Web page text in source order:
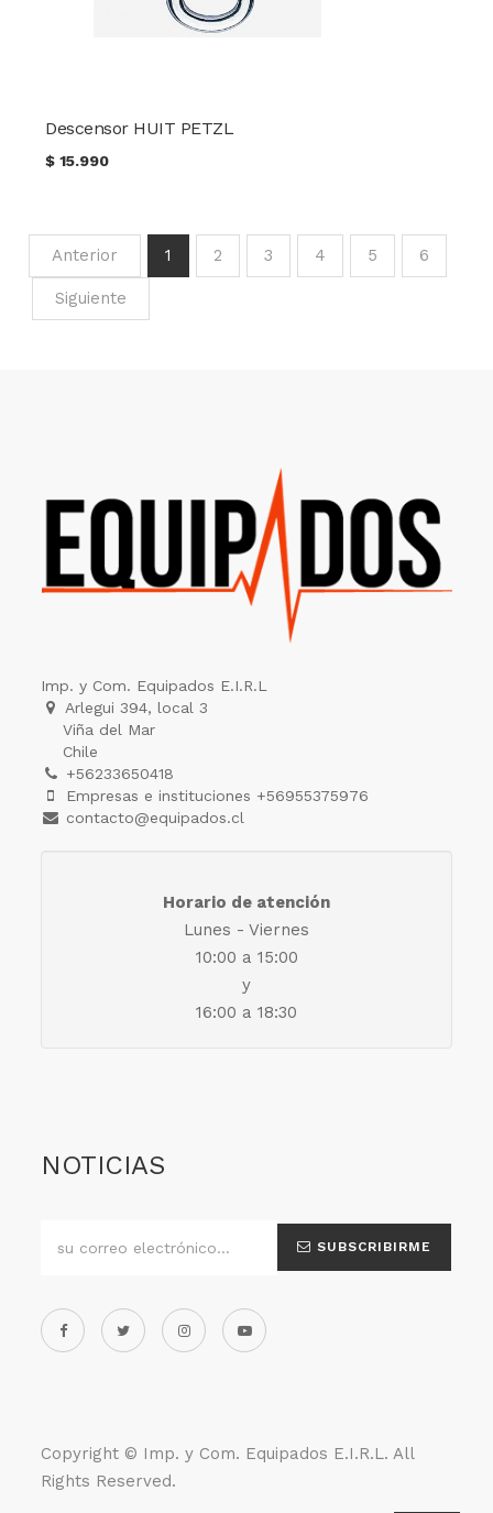
Descensor HUIT PETZL
$15.990
Anterior 1 2 3 4 5 6
Siguiente
Imp. y Com. Equipados E.I.R.L
Arlegui 394, local 3
Viña del Mar
Chile
+56233650418
Empresas e instituciones +56955375976
contacto@equipados.cl
Horario de atención
Lunes - Viernes
10:00 a 15:00
y
16:00 a 18:30
NOTICIAS
SUBSCRIBIRME
Copyright © Imp. y Com. Equipados E.I.R.L. All
Rights Reserved.